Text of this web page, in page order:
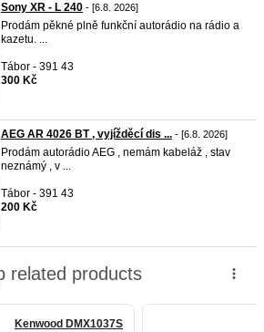
Sony XR - L 240 - [6.8. 2026]
Prodám pěkné plně funkční autorádio na rádio a
kazetu. ...
Tábor - 391 43
300 Kč
AEG AR 4026 BT , vyjížděcí dis ... - [6.8. 2026]
Prodám autorádio AEG , nemám kabeláž , stav
neznámý , v ...
Tábor - 391 43
200 Kč